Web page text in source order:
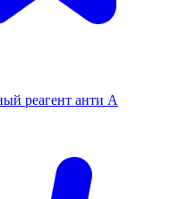
реагент анти А